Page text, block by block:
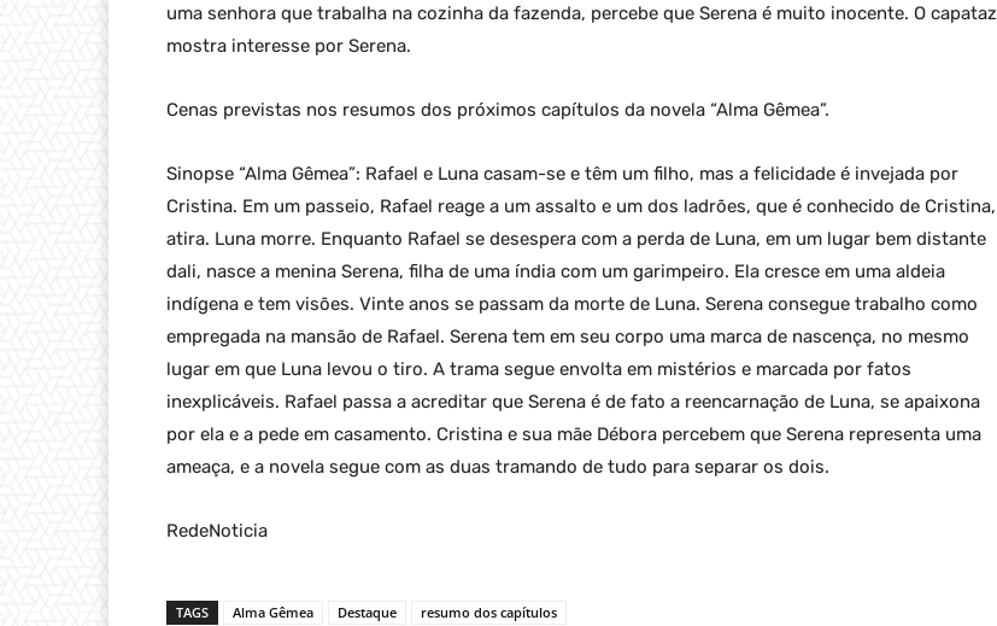
uma senhora que trabalha na cozinha da fazenda, percebe que Serena é muito inocente. O capataz
mostra interesse por Serena.
Cenas previstas nos resumos dos próximos capítulos da novela “Alma Gêmea”.
Sinopse “Alma Gêmea”: Rafael e Luna casam-se e têm um filho, mas a felicidade é invejada por
Cristina. Em um passeio, Rafael reage a um assalto e um dos ladrões, que é conhecido de Cristina,
atira. Luna morre. Enquanto Rafael se desespera com a perda de Luna, em um lugar bem distante
dali, nasce a menina Serena, filha de uma índia com um garimpeiro. Ela cresce em uma aldeia
indígena e tem visões. Vinte anos se passam da morte de Luna. Serena consegue trabalho como
empregada na mansão de Rafael. Serena tem em seu corpo uma marca de nascença, no mesmo
lugar em que Luna levou o tiro. A trama segue envolta em mistérios e marcada por fatos
inexplicáveis. Rafael passa a acreditar que Serena é de fato a reencarnação de Luna, se apaixona
por ela e a pede em casamento. Cristina e sua mãe Débora percebem que Serena representa uma
ameaça, e a novela segue com as duas tramando de tudo para separar os dois.
RedeNoticia
TAGS Alma Gêmea Destaque resumo dos capítulos